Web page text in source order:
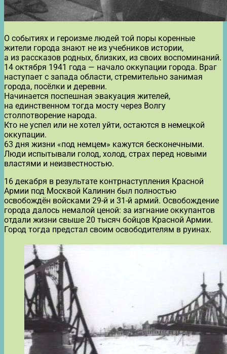
О событиях и героизме людей той поры коренные
жители города знают не из учебников истории,
а из рассказов родных, близких, из своих воспоминаний.
14 октября 1941 года — начало оккупации города. Враг
наступает с запада области, стремительно занимая
города, посёлки и деревни.
Начинается поспешная эвакуация жителей,
на единственном тогда мосту через Волгу
столпотворение народа.
Кто не успел или не хотел уйти, остаются в немецкой
оккупации.
63 дня жизни «под немцем» кажутся бесконечными.
Люди испытывали голод, холод, страх перед новыми
властями и неизвестностью.
16 декабря в результате контрнаступления Красной
Армии под Москвой Калинин был полностью
освобождён войсками 29-й и 31-й армий. Освобождение
города далось немалой ценой: за изгнание оккупантов
отдали жизни свыше 20 тысяч бойцов Красной Армии.
Город тогда предстал своим освободителям в руинах.